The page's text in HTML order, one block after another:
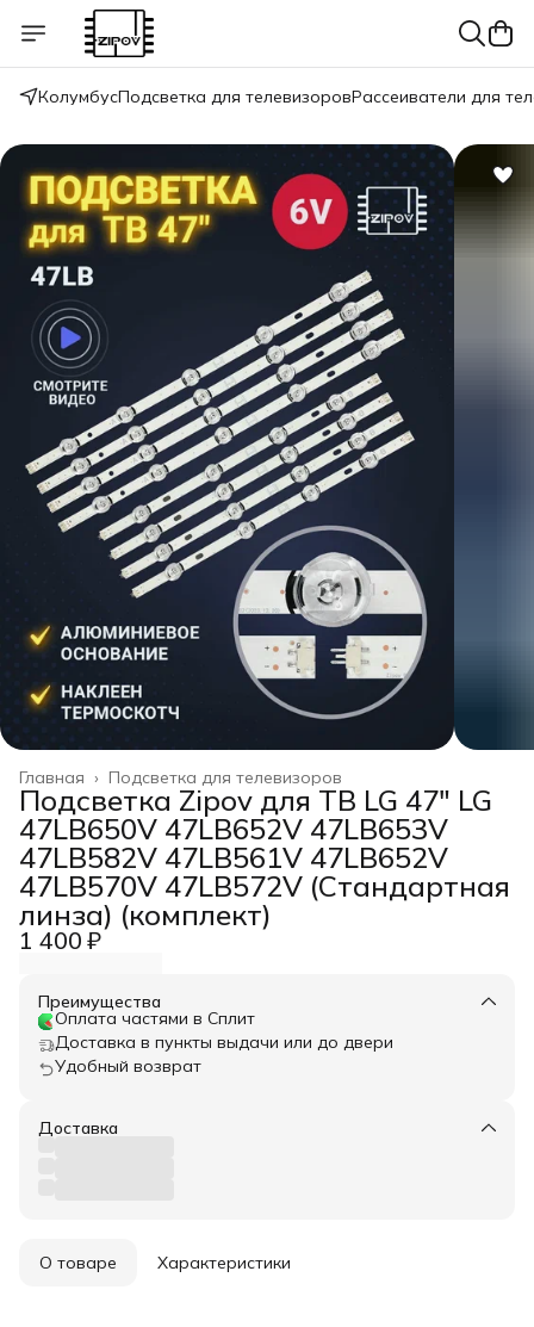
КолумбусПодсветка для телевизоровРассеиватели для
Подсветка для телевизоров
Главная ›
Подсветка Zipov для ТВ LG 47" LG
47LB650V 47LB652V 47LB653V
47LB582V 47LB561V 47LB652V
47LB570V 47LB572V (Стандартная
линза) (комплект)
1 400 ₽
Преимущества
Оплата частями в Сплит
Доставка в пункты выдачи или до двери
Удобный возврат
Доставка
О товаре Характеристики